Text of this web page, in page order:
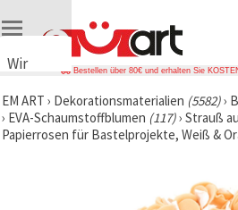
Wir
Cookies
🍪 Wir
verwenden
Bestellen über 80€ und erhalten Sie
EM ART › Dekorationsmaterialien (5582)›
› EVA-Schaumstoffblumen (117)› Strauß
Papierrosen für Bastelprojekte, Weiß &